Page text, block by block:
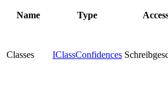
Name Type
Classes IClassConfidences